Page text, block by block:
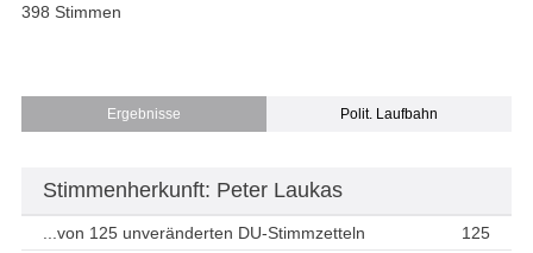
398 Stimmen
Ergebnisse Polit. Laufbahn
Stimmenherkunft: Peter Laukas
...von 125 unveränderten DU-Stimmzetteln
125